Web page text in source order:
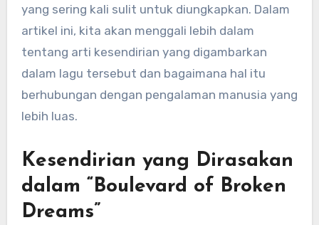
yang sering kali sulit untuk diungkapkan. Dalam
artikel ini, kita akan menggali lebih dalam
tentang arti kesendirian yang digambarkan
dalam lagu tersebut dan bagaimana hal itu
berhubungan dengan pengalaman manusia yang
lebih luas.
Kesendirian yang Dirasakan
dalam “Boulevard of Broken
Dreams”